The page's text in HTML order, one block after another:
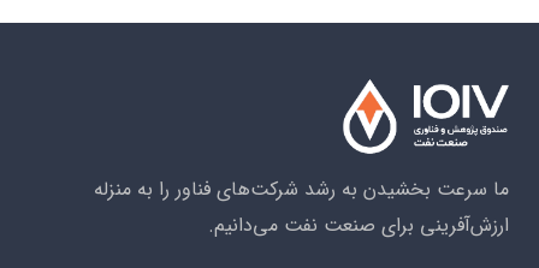
ما سرعت بخشیدن به رشد شرکت‌های فناور را به منزله
ارزش‌آفرینی برای صنعت نفت می‌دانیم.